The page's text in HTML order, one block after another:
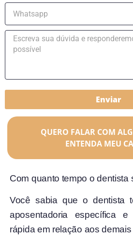
Enviar
QUERO FALAR COM
ENTENDA MEU
Com quanto tempo o dentista
Você sabia que o dentista
aposentadoria específica e
rápida em relação aos